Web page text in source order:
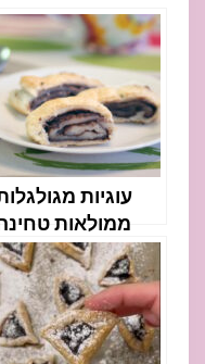
עוגיות
ממולאות